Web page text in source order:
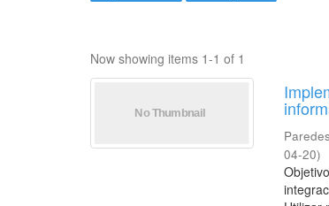
Now showing items 1-1 of 1
04-20)